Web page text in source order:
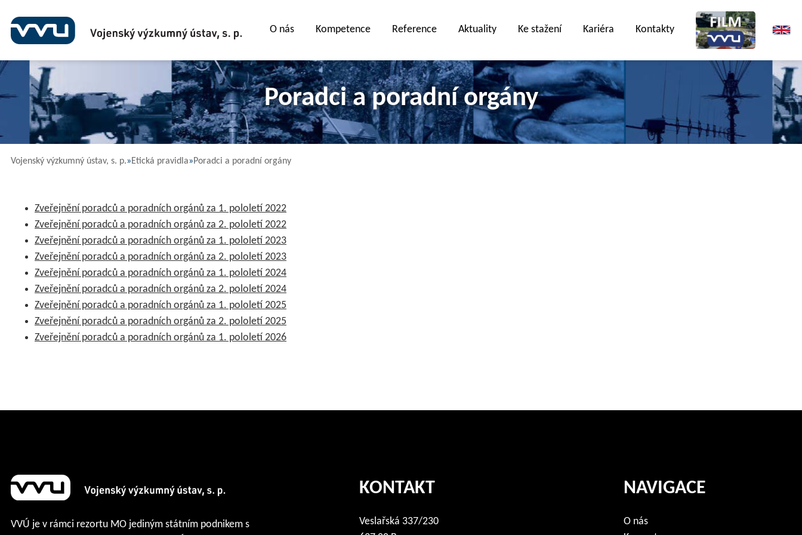
O nás Kompetence Reference Aktuality Ke stažení Kariéra Kontakty
Film
Poradci a poradní orgány
Vojenský výzkumný ústav, s. p.»Etická pravidla»Poradci a poradní orgány
Zveřejnění poradců a poradních orgánů za 1. pololetí 2022
Zveřejnění poradců a poradních orgánů za 2. pololetí 2022
Zveřejnění poradců a poradních orgánů za 1. pololetí 2023
Zveřejnění poradců a poradních orgánů za 2. pololetí 2023
Zveřejnění poradců a poradních orgánů za 1. pololetí 2024
Zveřejnění poradců a poradních orgánů za 2. pololetí 2024
Zveřejnění poradců a poradních orgánů za 1. pololetí 2025
Zveřejnění poradců a poradních orgánů za 2. pololetí 2025
Zveřejnění poradců a poradních orgánů za 1. pololetí 2026
VVÚ je v rámci rezortu MO jediným státním podnikem s
KONTAKT
Veslařská 337/230
NAVIGACE
O nás